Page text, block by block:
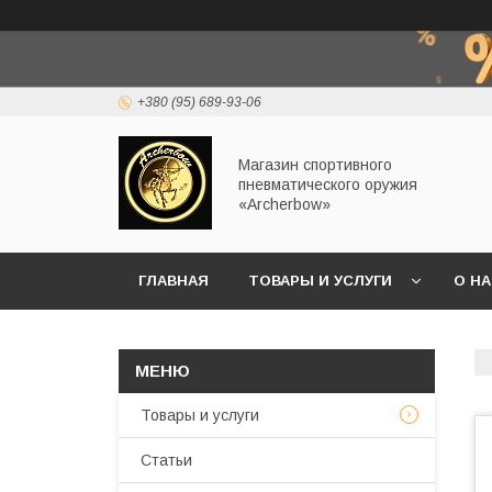
+380 (95) 689-93-06
Магазин спортивного
пневматического оружия
«Archerbow»
ГЛАВНАЯ ТОВАРЫ И УСЛУГИ О
Товары и услуги
Статьи